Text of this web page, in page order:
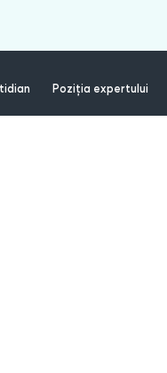
Poziția expertului